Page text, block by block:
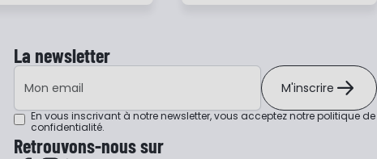
La newsletter
Adresse e-mail
M'inscrire
En vous inscrivant à notre newsletter, vous acceptez notrepolitique de
confidentialité.
Retrouvons-nous sur